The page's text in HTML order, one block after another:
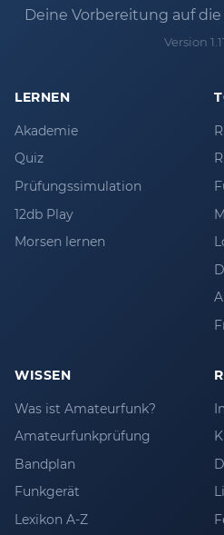
Deine Vorbereitung auf
Version
LERNEN
Akademie
Quiz
Prüfungssimulation
12db Play
Morsen lernen
WISSEN
Was ist Amateurfunk?
Amateurfunkprüfung
Bandplan
Funkgerät
Lexikon A-Z